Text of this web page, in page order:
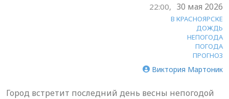
22:00, 30 мая 2026
В КРАСНОЯРСКЕ
ДОЖДЬ
НЕПОГОДА
ПОГОДА
ПРОГНОЗ
Виктория Мартоник
Город встретит последний день весны непогодой